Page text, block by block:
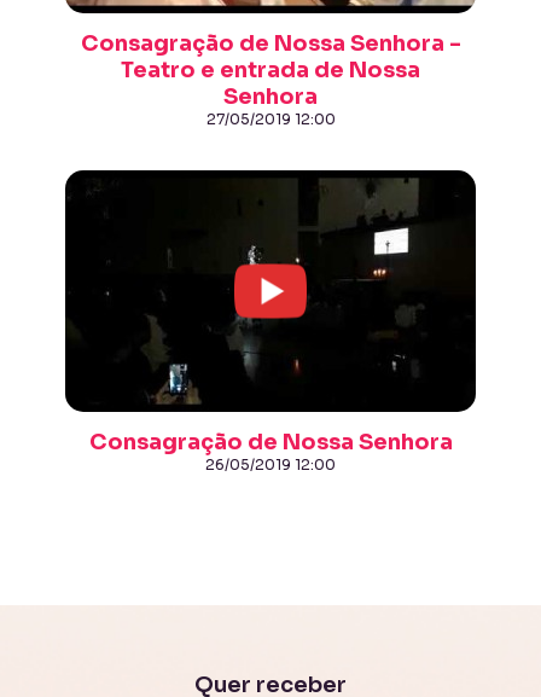
Consagração de Nossa Senhora -
Teatro e entrada de Nossa
Senhora
27/05/2019 12:00
Consagração de Nossa Senhora
26/05/2019 12:00
Quer receber